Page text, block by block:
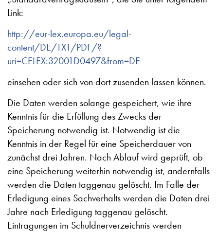
Link:
http://eur-lex.europa.eu/legal-
content/DE/TXT/PDF/?
uri=CELEX:32001D0497&from=DE
einsehen oder sich von dort zusenden lassen können.
Die Daten werden solange gespeichert, wie ihre
Kenntnis für die Erfüllung des Zwecks der
Speicherung notwendig ist. Notwendig ist die
Kenntnis in der Regel für eine Speicherdauer von
zunächst drei Jahren. Nach Ablauf wird geprüft, ob
eine Speicherung weiterhin notwendig ist, andernfalls
werden die Daten taggenau gelöscht. Im Falle der
Erledigung eines Sachverhalts werden die Daten drei
Jahre nach Erledigung taggenau gelöscht.
Eintragungen im Schuldnerverzeichnis werden